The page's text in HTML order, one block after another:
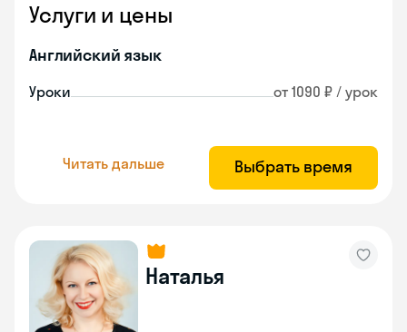
Услуги и цены
Английский язык
Уроки от 1090 ₽ / урок
Читать дальше Выбрать время
Наталья